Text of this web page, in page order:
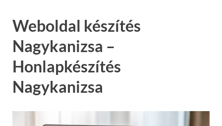
Weboldal készítés
Nagykanizsa –
Honlapkészítés
Nagykanizsa